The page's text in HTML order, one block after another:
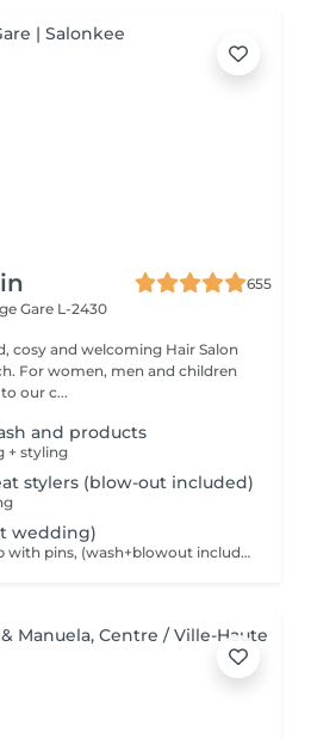
655
Gare L-2430
cosy and welcoming Hair Salon
For women, men and children
to our c...
and products
+ styling
stylers (blow-out included)
wedding)
Up-do: putting the hair up with pins, (wash+blowout included)